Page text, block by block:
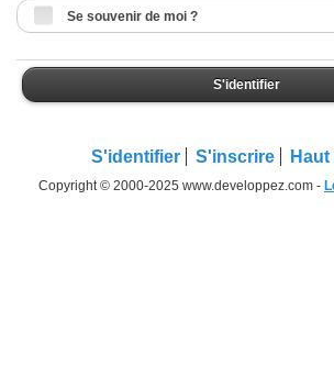
Se souvenir de moi ?
S'identifier
S'identifier S'inscrire
Copyright © 2000-2025 www.developpez.com -